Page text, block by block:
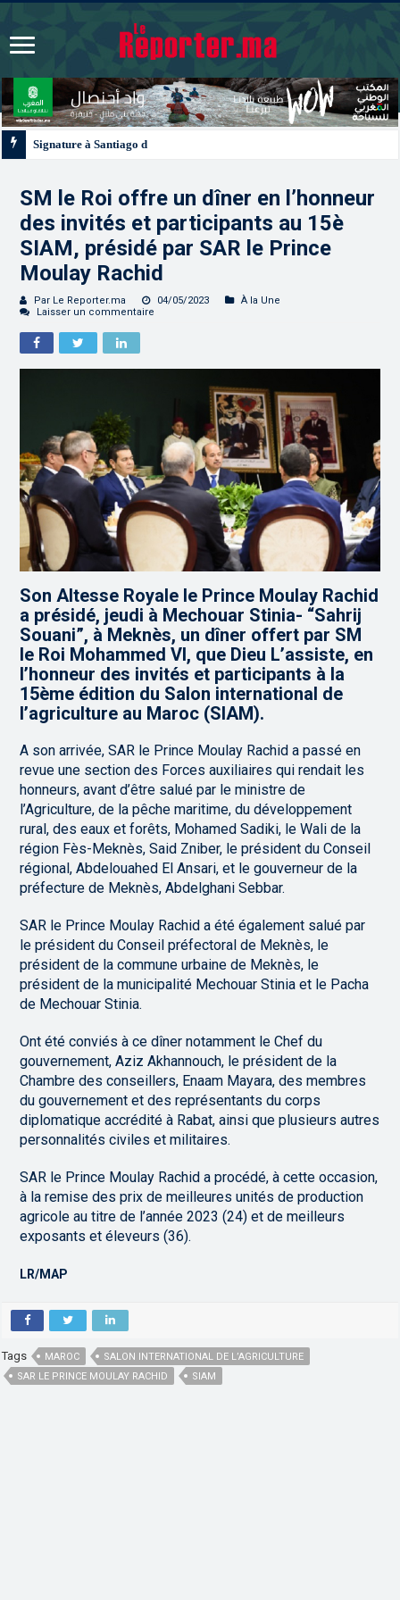
SM le Roi offre un dîner en l’honneur
des invités et participants au 15è
SIAM, présidé par SAR le Prince
Moulay Rachid
Par Le Reporter.ma 04/05/2023
À la Une
Laisser un commentaire
Son Altesse Royale le Prince Moulay Rachid
a présidé, jeudi à Mechouar Stinia- “Sahrij
Souani”, à Meknès, un dîner offert par SM
le Roi Mohammed VI, que Dieu L’assiste, en
l’honneur des invités et participants à la
15ème édition du Salon international de
l’agriculture au Maroc (SIAM).
A son arrivée, SAR le Prince Moulay Rachid a passé en
revue une section des Forces auxiliaires qui rendait les
honneurs, avant d’être salué par le ministre de
l’Agriculture, de la pêche maritime, du développement
rural, des eaux et forêts, Mohamed Sadiki, le Wali de la
région Fès-Meknès, Said Zniber, le président du Conseil
régional, Abdelouahed El Ansari, et le gouverneur de la
préfecture de Meknès, Abdelghani Sebbar.
SAR le Prince Moulay Rachid a été également salué par
le président du Conseil préfectoral de Meknès, le
président de la commune urbaine de Meknès, le
président de la municipalité Mechouar Stinia et le Pacha
de Mechouar Stinia.
Ont été conviés à ce dîner notamment le Chef du
gouvernement, Aziz Akhannouch, le président de la
Chambre des conseillers, Enaam Mayara, des membres
du gouvernement et des représentants du corps
diplomatique accrédité à Rabat, ainsi que plusieurs autres
personnalités civiles et militaires.
SAR le Prince Moulay Rachid a procédé, à cette occasion,
à la remise des prix de meilleures unités de production
agricole au titre de l’année 2023 (24) et de meilleurs
exposants et éleveurs (36).
LR/MAP
Tags MAROC
SALON INTERNATIONAL DE L’AGRICULTURE
SAR LE PRINCE MOULAY RACHID
SIAM